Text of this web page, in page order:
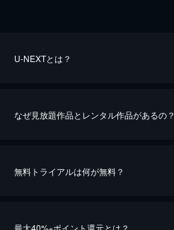
U-NEXTとは？
なぜ見放題作品とレンタル作品があるの？
無料トライアルは何が無料？
最大40% ポイント還元とは？